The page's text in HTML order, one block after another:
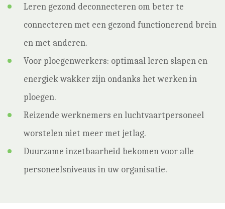
Leren gezond deconnecteren om beter te
connecteren met een gezond functionerend brein
en met anderen.
Voor ploegenwerkers: optimaal leren slapen en
energiek wakker zijn ondanks het werken in
ploegen.
Reizende werknemers en luchtvaartpersoneel
worstelen niet meer met jetlag.
Duurzame inzetbaarheid bekomen voor alle
personeelsniveaus in uw organisatie.